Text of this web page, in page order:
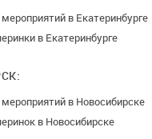
в Екатеринбурге
в Екатеринбурге
в Новосибирске
в Новосибирске